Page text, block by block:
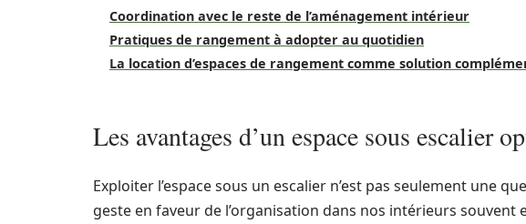
Coordination avec le reste de l’aménagement intérieur
Pratiques de rangement à adopter au quotidien
La location d’espaces de rangement comme solution
Les avantages d’un espace sous escalier
Exploiter l’espace sous un escalier n’est pas seulement une
geste en faveur de l’organisation dans nos intérieurs souvent